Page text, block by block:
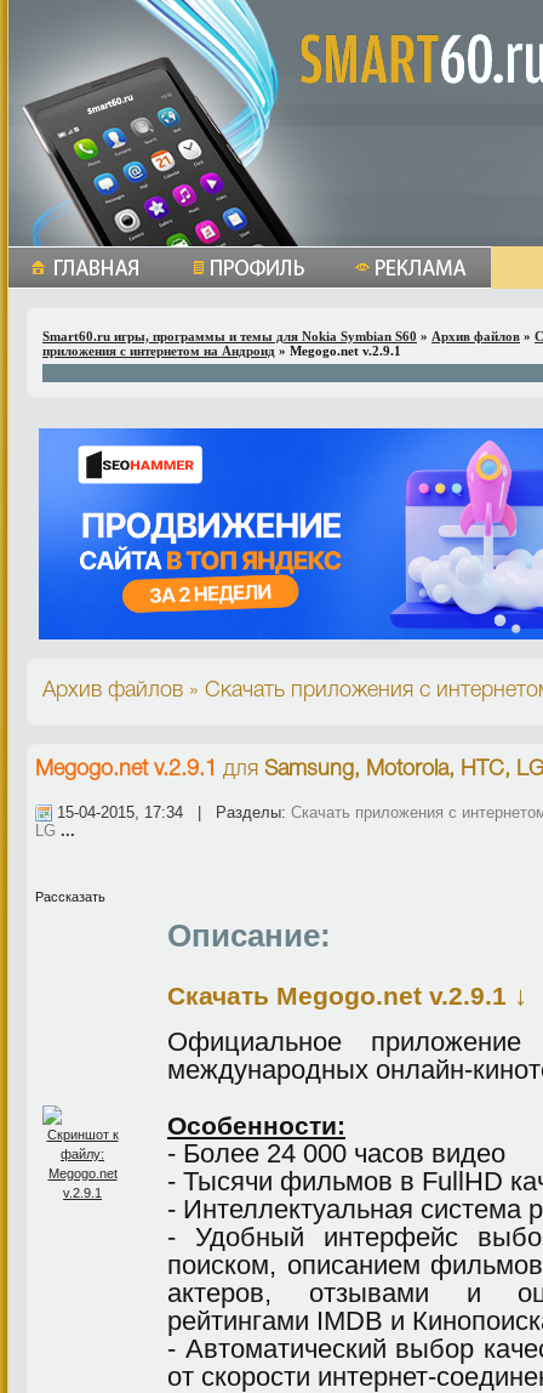
Smart60.ru игры, программы и темы для Nokia Symbian S60 » Архив файлов »
приложения с интернетом на Андроид » Megogo.net v.2.9.1
Архив файлов » Скачать приложения с
Megogo.net v.2.9.1 для Samsung, Motorola, HTC, LG
15-04-2015, 17:34 | Разделы: Скачать приложения с
LG ...
Рассказать
Описание:
Скачать Megogo.net v.2.9.1 ↓
Официальное
международных онлайн-
Особенности:
- Более 24 000 часов видео
- Тысячи фильмов в FullHD
- Интеллектуальная система
- Удобный интерфейс
поиском, описанием
актеров, отзывами и
рейтингами IMDB и
- Автоматический выбор
от скорости интернет-